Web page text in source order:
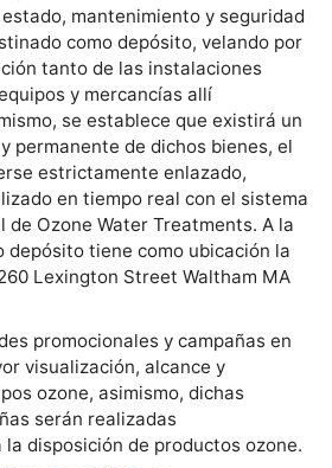
mantenimiento y seguridad
como depósito, velando por
tanto de las instalaciones
y mercancías allí
se establece que existirá un
permanente de dichos bienes, el
estrictamente enlazado,
en tiempo real con el sistema
de Ozone Water Treatments. A la
depósito tiene como ubicación la
Lexington Street Waltham MA
promocionales y campañas en
visualización, alcance y
ozone, asimismo, dichas
serán realizadas
disposición de productos ozone.